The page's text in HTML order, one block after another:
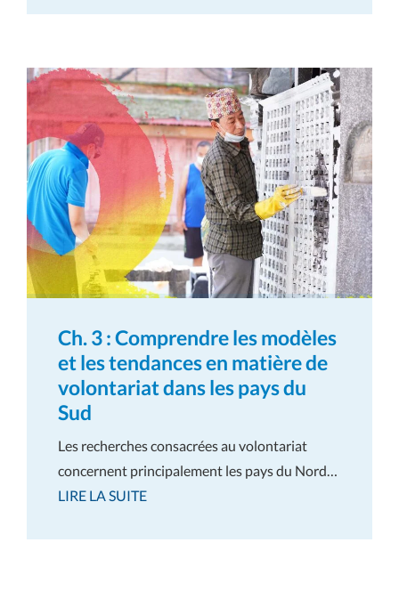
Ch. 3 : Comprendre les modèles
et les tendances en matière de
volontariat dans les pays du
Sud
Les recherches consacrées au volontariat
concernent principalement les pays du Nord…
LIRE LA SUITE